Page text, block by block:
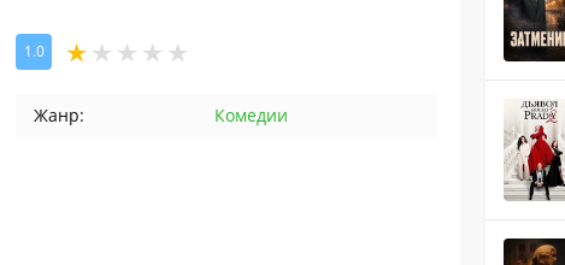
1.0
Жанр: Комедии